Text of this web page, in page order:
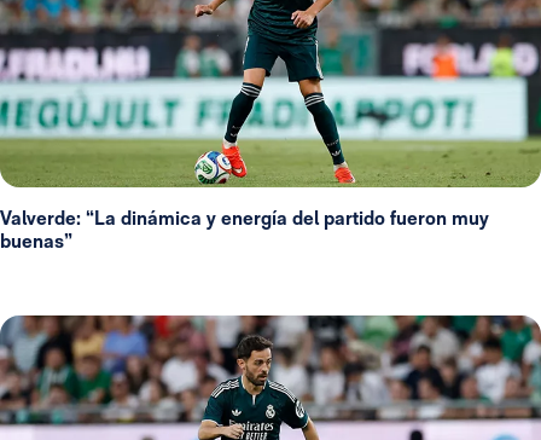
Valverde: “La dinámica y energía del partido fueron muy
buenas”